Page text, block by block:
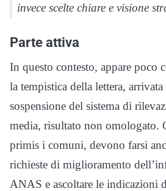
invece scelte chiare e visione
Parte attiva
In questo contesto, appare poco
la tempistica della lettera,
sospensione del sistema di
media, risultato non omologato.
primis i comuni, devono farsi
richieste di miglioramento
ANAS e ascoltare le indicazioni